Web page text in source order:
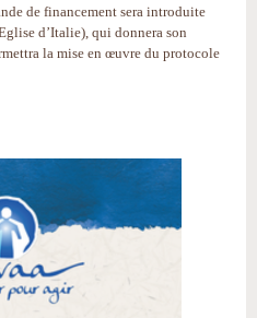
de financement sera introduite
d’Italie), qui donnera son
la mise en œuvre du protocole